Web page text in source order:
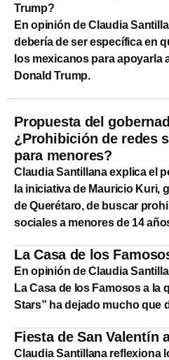
Trump?
En opinión de Claudia
debería de ser específica en
los mexicanos para apoyarla
Donald Trump.
Propuesta del
¿Prohibición de redes
para menores?
Claudia Santillana explica el
la iniciativa de Mauricio Kuri,
de Querétaro, de buscar
sociales a menores de 14
La Casa de los
En opinión de Claudia
La Casa de los Famosos a la
Stars” ha dejado mucho que
Fiesta de San Valentín
Claudia Santillana reflexiona